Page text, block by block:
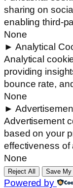
sharing on
enabling third-
None
► Analytical
Analytical
providing
bounce rate,
None
►
Advertisement
based on your
effectiveness of
None
Reject All Save My
Powered by